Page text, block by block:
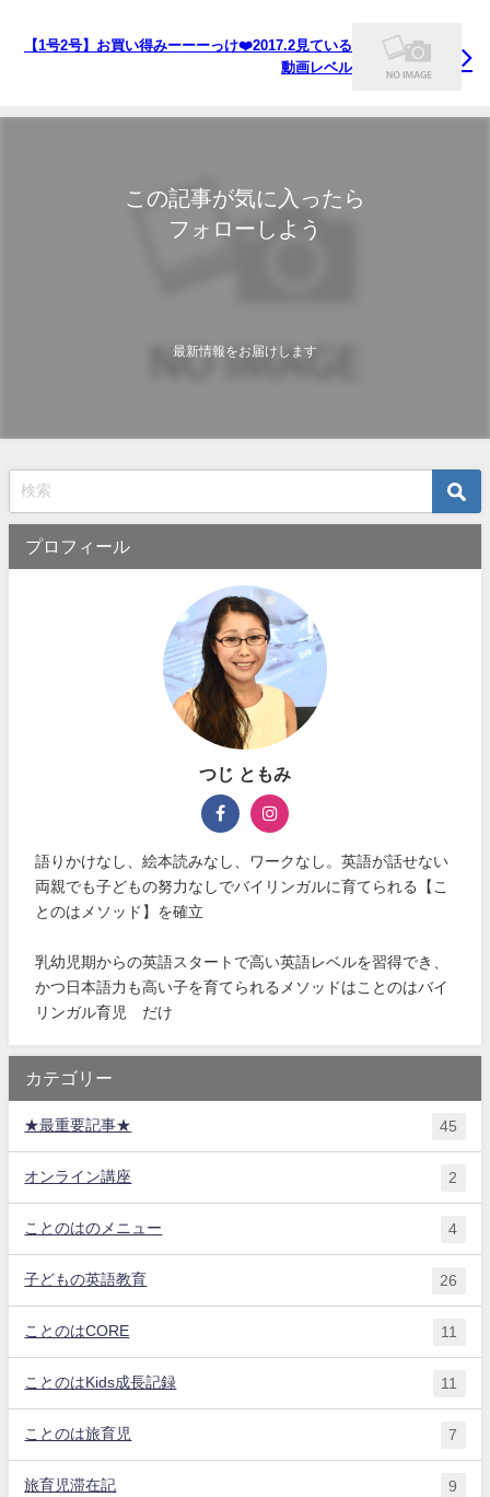
【1号2号】お買い得みーーーっけ❤️2017.2見ている
動画レベル
この記事が気に入ったら
フォローしよう
最新情報をお届けします
プロフィール
つじ ともみ
語りかけなし、絵本読みなし、ワークなし。英語が話せない
両親でも子どもの努力なしでバイリンガルに育てられる【こ
とのはメソッド】を確立
乳幼児期からの英語スタートで高い英語レベルを習得でき、
かつ日本語力も高い子を育てられるメソッドはことのはバイ
リンガル育児®だけ
カテゴリー
★最重要記事★ 45
オンライン講座 2
ことのはのメニュー 4
子どもの英語教育 26
ことのはCORE 11
ことのはKids成長記録 11
ことのは旅育児 7
旅育児滞在記 9